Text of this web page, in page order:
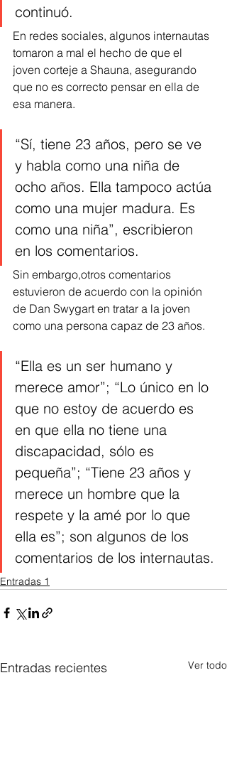
continuó.
En redes sociales, algunos internautas
tomaron a mal el hecho de que el
joven corteje a Shauna, asegurando
que no es correcto pensar en ella de
esa manera.
“Sí, tiene 23 años, pero se ve
y habla como una niña de
ocho años. Ella tampoco actúa
como una mujer madura. Es
como una niña”, escribieron
en los comentarios.
Sin embargo,otros comentarios
estuvieron de acuerdo con la opinión
de Dan Swygart en tratar a la joven
como una persona capaz de 23 años.
“Ella es un ser humano y
merece amor”; “Lo único en lo
que no estoy de acuerdo es
en que ella no tiene una
discapacidad, sólo es
pequeña”; “Tiene 23 años y
merece un hombre que la
respete y la amé por lo que
ella es”; son algunos de los
comentarios de los internautas.
Entradas 1
Entradas recientes Ver todo